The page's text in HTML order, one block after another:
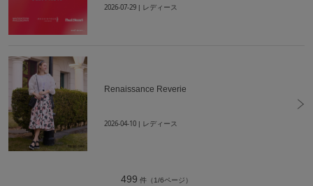
2026-07-29 | レディース
Renaissance Reverie
2026-04-10 | レディース
499 件（1/6ページ）